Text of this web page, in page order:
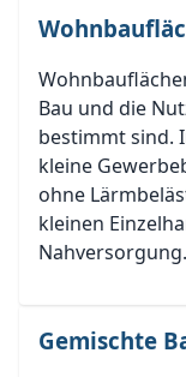
Bau und die
bestimmt sind.
kleine
ohne
kleinen
Nahversorgung.
Gemischte